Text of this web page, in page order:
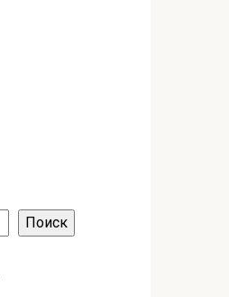
Поиск